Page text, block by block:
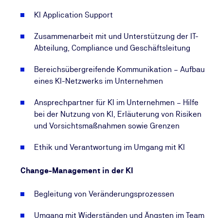
unterstützen Sie dabei, das Gelernte direkt in Ihren
Handlungssicherheit im Umgang mit KI und leisten
einen konkreten Beitrag zur Einführung und Nutzung
von KI im Unternehmen.
Verordnung bestätigt Ihre Kompetenz als
qualifizierte KI-Koordinatorin bzw. qualifizierter KI-
Koordinator im praktischen Umgang mit KI.
Was lernen Sie konkret und wie wenden
und Methoden der Künstlichen Intelligenz kennen
Koordinatorinnen und KI-Koordinatoren
KI Application Support
Zusammenarbeit mit und Unterstützung der IT-
Abteilung, Compliance und Geschäftsleitung
Bereichsübergreifende Kommunikation – Aufbau
eines KI-Netzwerks im Unternehmen
Ansprechpartner für KI im Unternehmen – Hilfe
bei der Nutzung von KI, Erläuterung von Risiken
und Vorsichtsmaßnahmen sowie Grenzen
Ethik und Verantwortung im Umgang mit KI
Change-Management in der KI
Begleitung von Veränderungsprozessen
Umgang mit Widerständen und Ängsten im Team